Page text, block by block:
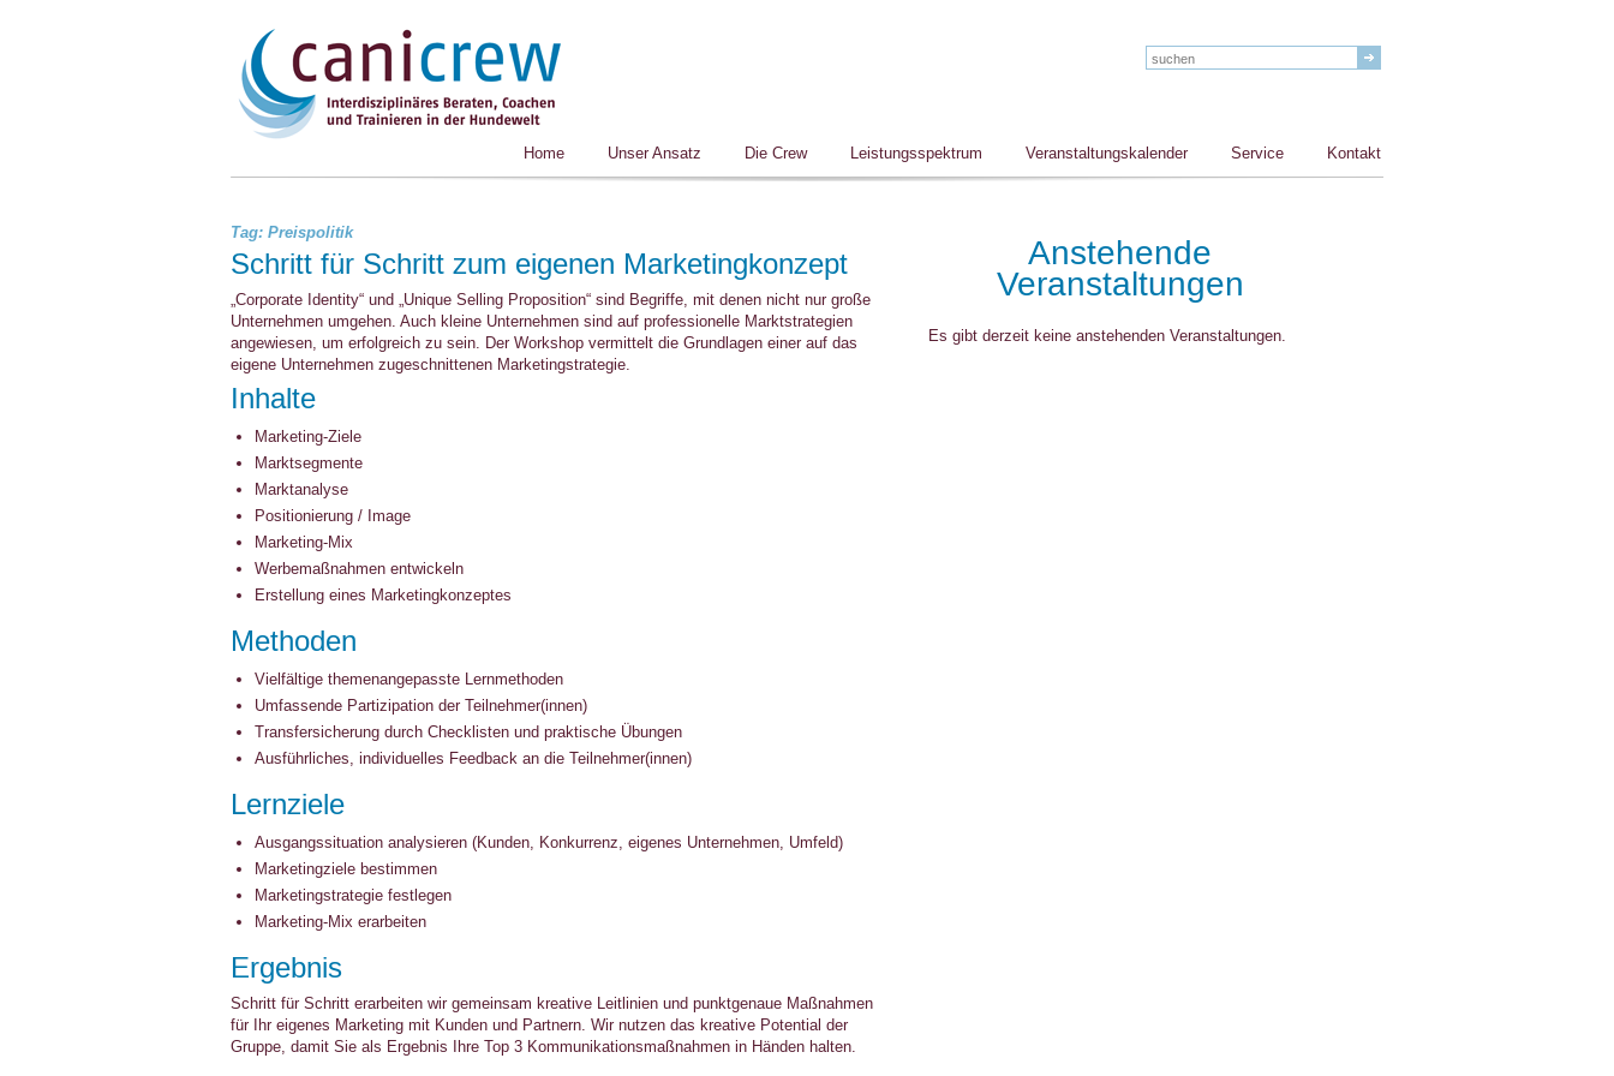
Home Unser Ansatz Die Crew Leistungsspektrum Veranstaltungskalender Service Kontakt
Tag: Preispolitik
Schritt für Schritt zum eigenen Marketingkonzept
„Corporate Identity“ und „Unique Selling Proposition“ sind Begriffe, mit denen nicht nur große
Unternehmen umgehen. Auch kleine Unternehmen sind auf professionelle Marktstrategien
angewiesen, um erfolgreich zu sein. Der Workshop vermittelt die Grundlagen einer auf das
eigene Unternehmen zugeschnittenen Marketingstrategie.
Inhalte
Marketing-Ziele
Marktsegmente
Marktanalyse
Positionierung / Image
Marketing-Mix
Werbemaßnahmen entwickeln
Erstellung eines Marketingkonzeptes
Methoden
Vielfältige themenangepasste Lernmethoden
Umfassende Partizipation der Teilnehmer(innen)
Transfersicherung durch Checklisten und praktische Übungen
Ausführliches, individuelles Feedback an die Teilnehmer(innen)
Lernziele
Ausgangssituation analysieren (Kunden, Konkurrenz, eigenes Unternehmen, Umfeld)
Marketingziele bestimmen
Marketingstrategie festlegen
Marketing-Mix erarbeiten
Ergebnis
Schritt für Schritt erarbeiten wir gemeinsam kreative Leitlinien und punktgenaue Maßnahmen
für Ihr eigenes Marketing mit Kunden und Partnern. Wir nutzen das kreative Potential der
Gruppe, damit Sie als Ergebnis Ihre Top 3 Kommunikationsmaßnahmen in Händen halten.
Anstehende
Veranstaltungen
Es gibt derzeit keine anstehenden Veranstaltungen.